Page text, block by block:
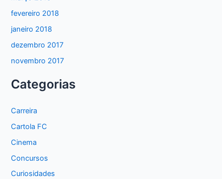
fevereiro 2018
janeiro 2018
dezembro 2017
novembro 2017
Categorias
Carreira
Cartola FC
Cinema
Concursos
Curiosidades